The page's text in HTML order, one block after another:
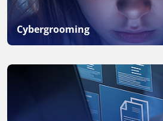
Cybergrooming